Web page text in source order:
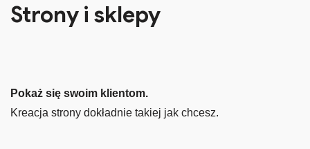
Strony i sklepy
Pokaż się swoim klientom.
Kreacja strony dokładnie takiej jak chcesz.